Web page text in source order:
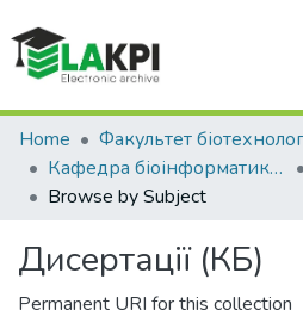
Communities & Collections
All of DSpace
Home
Кафедра біоінформатики (КБ)
Browse by Subject
Дисертації (КБ)
Permanent URI for this collection